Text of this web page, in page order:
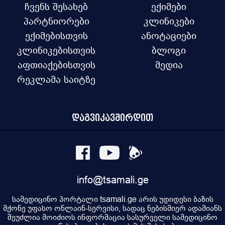
ჩვენს შესახებ
პარტნიორები
ექიმებისთვის
კლინიკებისთვის
აფთიაქებისთვის
რეკლამა საიტზე
ექიმები
კლინიკები
ანოტაციები
ბლოგი
მედია
დაგვიკავშირდით
info@tsamali.ge
სამედიცინო პორტალი tsamali.ge არის უდიდესი ბაზის
მქონე უფასო ონლაინ-სერვისი, სადაც ნებისმიერ ადამიანს
შეუძლია მოიძიოს ინფორმაცია სასურველი სამედიცინო